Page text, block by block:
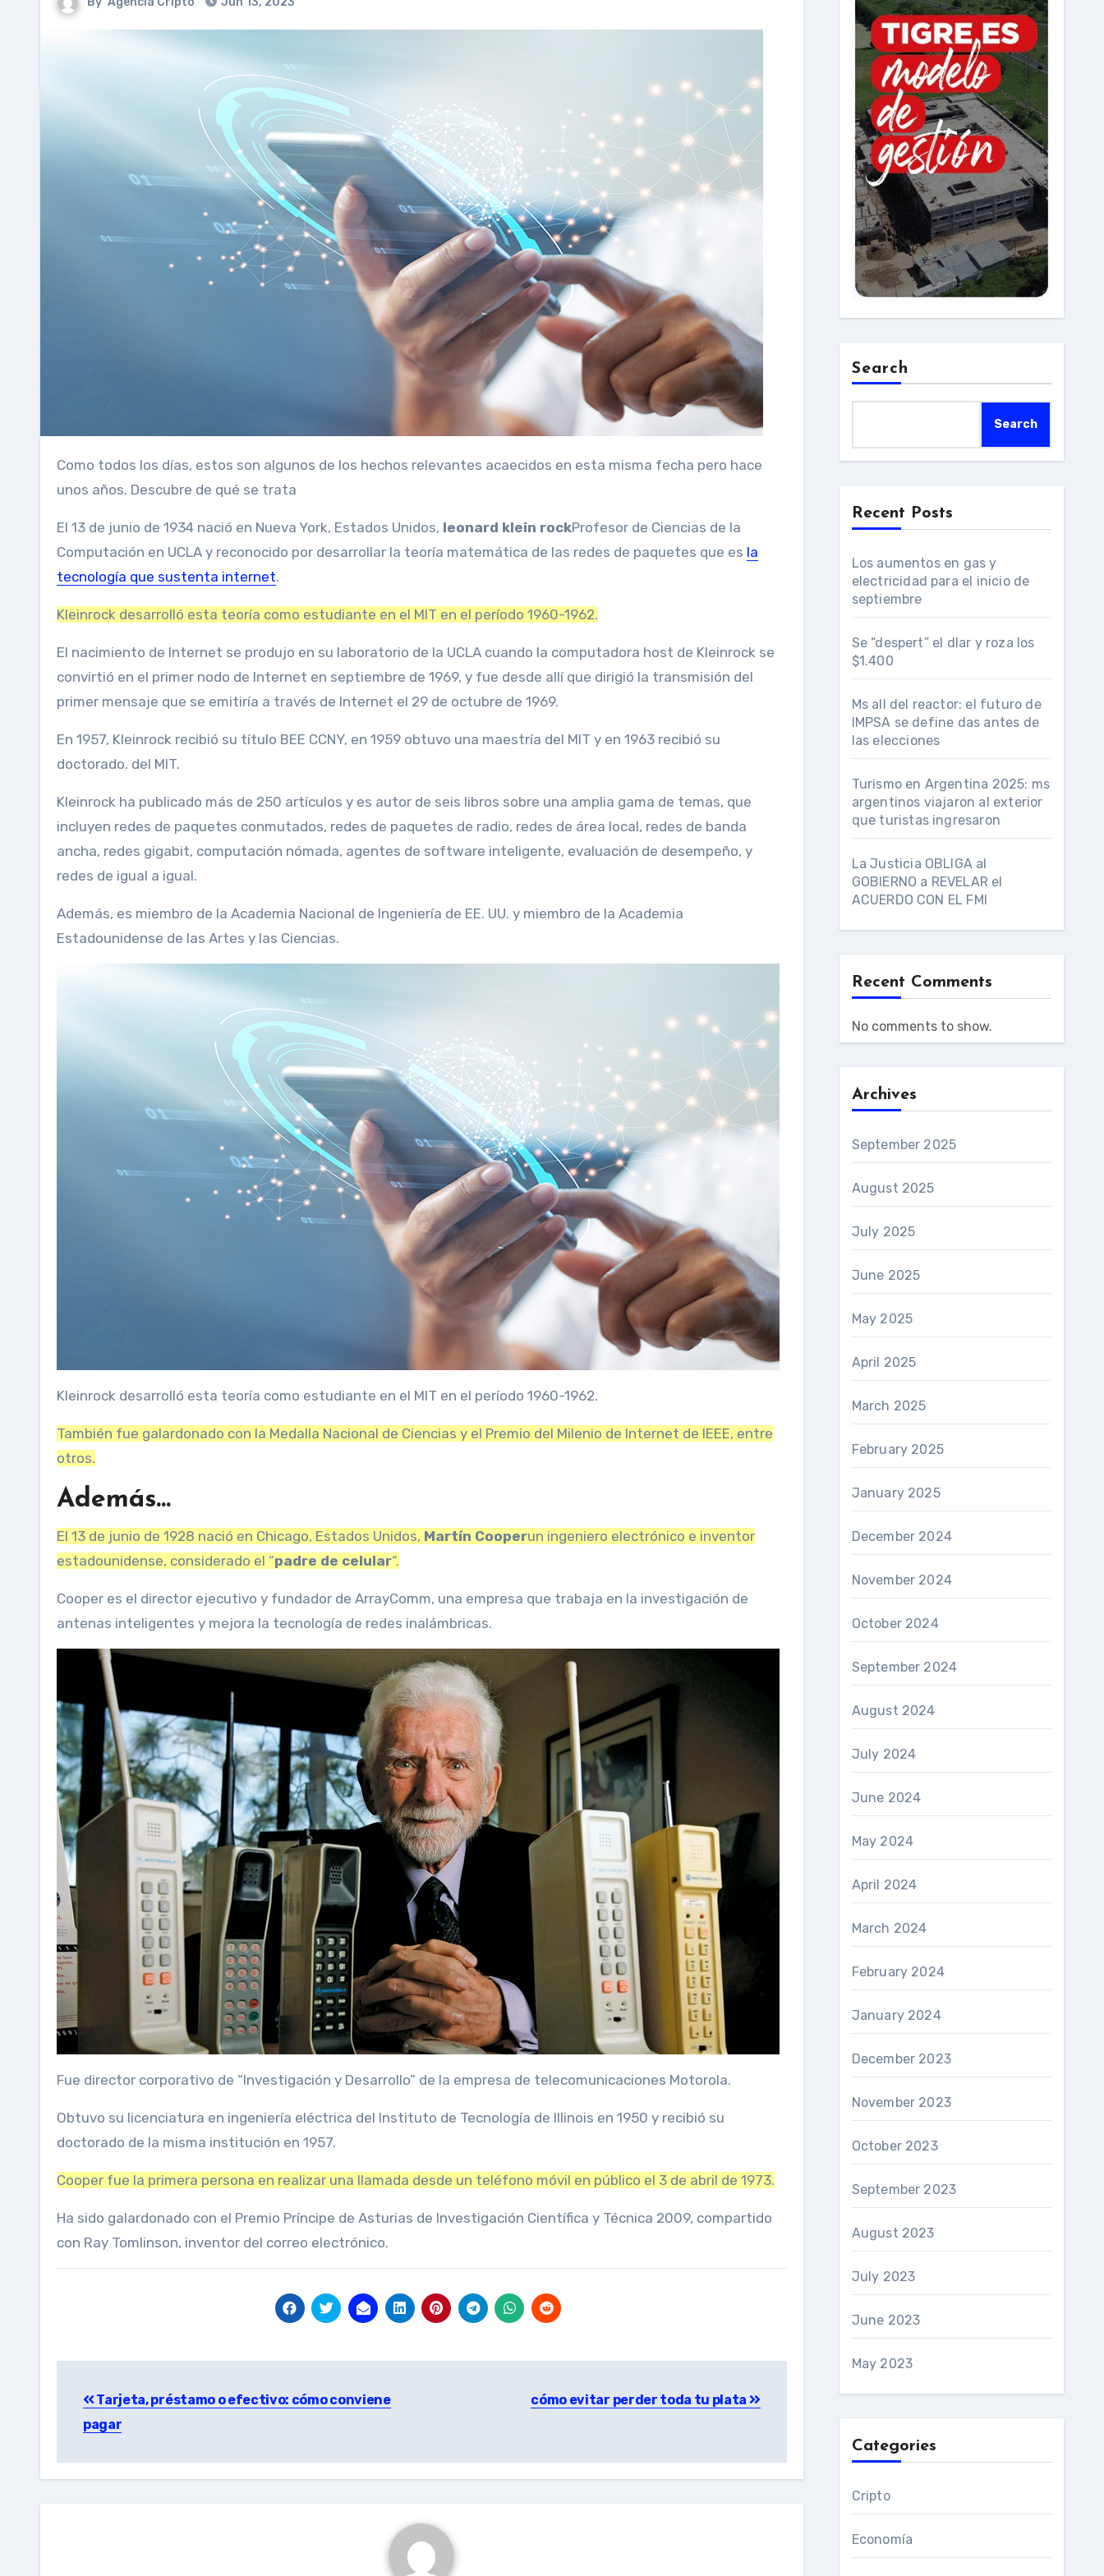
Como todos los días, estos son algunos de los hechos relevantes acaecidos en esta misma fecha pero hace
unos años. Descubre de qué se trata
El 13 de junio de 1934 nació en Nueva York, Estados Unidos, leonard klein rockProfesor de Ciencias de la
Computación en UCLA y reconocido por desarrollar la teoría matemática de las redes de paquetes que es la
tecnología que sustenta internet.
Kleinrock desarrolló esta teoría como estudiante en el MIT en el período 1960-1962.
El nacimiento de Internet se produjo en su laboratorio de la UCLA cuando la computadora host de Kleinrock se
convirtió en el primer nodo de Internet en septiembre de 1969, y fue desde allí que dirigió la transmisión del
primer mensaje que se emitiría a través de Internet el 29 de octubre de 1969.
En 1957, Kleinrock recibió su título BEE CCNY, en 1959 obtuvo una maestría del MIT y en 1963 recibió su
doctorado. del MIT.
Kleinrock ha publicado más de 250 artículos y es autor de seis libros sobre una amplia gama de temas, que
incluyen redes de paquetes conmutados, redes de paquetes de radio, redes de área local, redes de banda
ancha, redes gigabit, computación nómada, agentes de software inteligente, evaluación de desempeño, y
redes de igual a igual.
Además, es miembro de la Academia Nacional de Ingeniería de EE. UU. y miembro de la Academia
Estadounidense de las Artes y las Ciencias.
Kleinrock desarrolló esta teoría como estudiante en el MIT en el período 1960-1962.
También fue galardonado con la Medalla Nacional de Ciencias y el Premio del Milenio de Internet de IEEE, entre
otros.
Además…
El 13 de junio de 1928 nació en Chicago, Estados Unidos, Martín Cooperun ingeniero electrónico e inventor
estadounidense, considerado el “padre de celular“.
Cooper es el director ejecutivo y fundador de ArrayComm, una empresa que trabaja en la investigación de
antenas inteligentes y mejora la tecnología de redes inalámbricas.
Fue director corporativo de “Investigación y Desarrollo” de la empresa de telecomunicaciones Motorola.
Obtuvo su licenciatura en ingeniería eléctrica del Instituto de Tecnología de Illinois en 1950 y recibió su
doctorado de la misma institución en 1957.
Cooper fue la primera persona en realizar una llamada desde un teléfono móvil en público el 3 de abril de 1973.
Ha sido galardonado con el Premio Príncipe de Asturias de Investigación Científica y Técnica 2009, compartido
con Ray Tomlinson, inventor del correo electrónico.
navigation
Tarjeta, préstamo o efectivo: cómo conviene
pagar
cómo evitar perder toda tu plata
Search
Search
Recent Posts
Los aumentos en gas y
electricidad para el inicio de
septiembre
Se “despert” el dlar y roza los
$1.400
Ms all del reactor: el futuro de
IMPSA se define das antes de
las elecciones
Turismo en Argentina 2025: ms
argentinos viajaron al exterior
que turistas ingresaron
La Justicia OBLIGA al
GOBIERNO a REVELAR el
ACUERDO CON EL FMI
Recent Comments
No comments to show.
Archives
September 2025
August 2025
July 2025
June 2025
May 2025
April 2025
March 2025
February 2025
January 2025
December 2024
November 2024
October 2024
September 2024
August 2024
July 2024
June 2024
May 2024
April 2024
March 2024
February 2024
January 2024
December 2023
November 2023
October 2023
September 2023
August 2023
July 2023
June 2023
May 2023
Categories
Cripto
Economía